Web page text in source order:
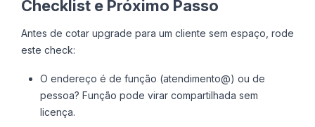
Checklist e Próximo Passo
Antes de cotar upgrade para um cliente sem espaço, rode
este check:
O endereço é de função (atendimento@) ou de
pessoa? Função pode virar compartilhada sem
licença.